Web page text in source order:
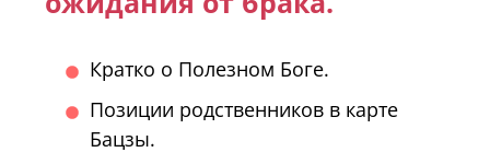
Кратко о Полезном Боге.
Позиции родственников в карте
Бацзы.